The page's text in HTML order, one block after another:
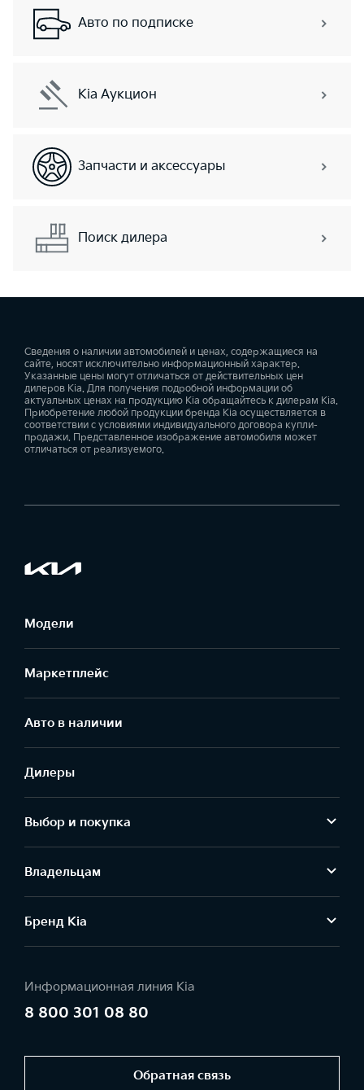
Авто по подписке
Kia Аукцион
Запчасти и аксессуары
Поиск дилера
Сведения о наличии автомобилей и ценах, содержащиеся на
сайте, носят исключительно информационный характер.
Указанные цены могут отличаться от действительных цен
дилеров Kia. Для получения подробной информации об
актуальных ценах на продукцию Kia обращайтесь к дилерам Kia.
Приобретение любой продукции бренда Kia осуществляется в
соответствии с условиями индивидуального договора купли-
продажи. Представленное изображение автомобиля может
отличаться от реализуемого.
Модели
Маркетплейс
Aвто в наличии
Дилеры
Выбор и покупка
Владельцам
Бренд Kia
Информационная линия Kia
8 800 301 08 80
Обратная связь